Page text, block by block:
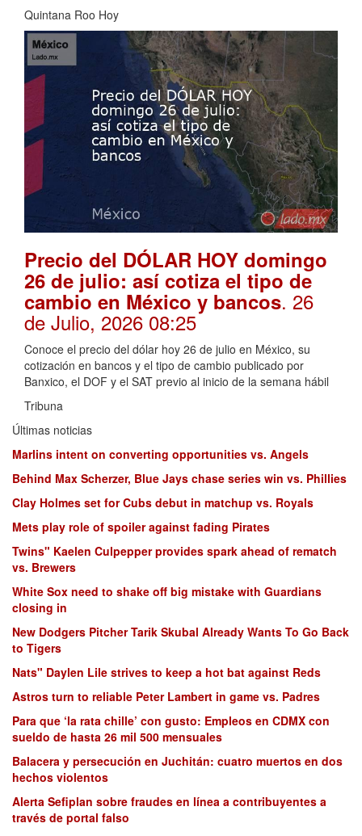
Quintana Roo Hoy
Precio del DÓLAR HOY domingo
26 de julio: así cotiza el tipo de
cambio en México y bancos. 26
de Julio, 2026 08:25
Conoce el precio del dólar hoy 26 de julio en México, su
cotización en bancos y el tipo de cambio publicado por
Banxico, el DOF y el SAT previo al inicio de la semana hábil
Tribuna
Últimas noticias
Marlins intent on converting opportunities vs. Angels
Behind Max Scherzer, Blue Jays chase series win vs. Phillies
Clay Holmes set for Cubs debut in matchup vs. Royals
Mets play role of spoiler against fading Pirates
Twins" Kaelen Culpepper provides spark ahead of rematch
vs. Brewers
White Sox need to shake off big mistake with Guardians
closing in
New Dodgers Pitcher Tarik Skubal Already Wants To Go Back
to Tigers
Nats" Daylen Lile strives to keep a hot bat against Reds
Astros turn to reliable Peter Lambert in game vs. Padres
Para que ‘la rata chille’ con gusto: Empleos en CDMX con
sueldo de hasta 26 mil 500 mensuales
Balacera y persecución en Juchitán: cuatro muertos en dos
hechos violentos
Alerta Sefiplan sobre fraudes en línea a contribuyentes a
través de portal falso